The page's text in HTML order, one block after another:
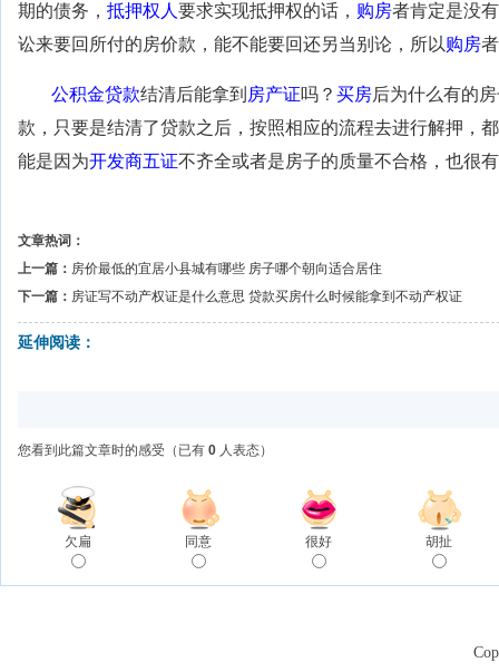
期的债务， 抵押权人 要求实现抵押权的话， 购房者肯定是没有
讼来要回所付的房价款，能不能要回还另当别论，所以购房
公积金贷款结清后能拿到 房产证吗？ 买房后为什么有的
款，只要是结清了贷款之后，按照相应的流程去进行解押，
能是因为开发商五证不齐全或者是房子的质量不合格，也很
文章热词：
上一篇： 房价最低的宜居小县城有哪些 房子哪个朝向适合居住
下一篇： 房证写不动产权证是什么意思 贷款买房什么时候能拿到不动产权证
延伸阅读：
您看到此篇文章时的感受 （已有 0 人表态）
欠扁 同意 很好 胡扯